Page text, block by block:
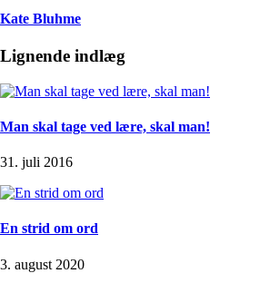
Kate Bluhme
Lignende indlæg
Man skal tage ved lære, skal man!
31. juli 2016
En strid om ord
3. august 2020